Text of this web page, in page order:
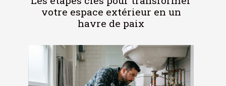
votre espace extérieur en un
havre de paix